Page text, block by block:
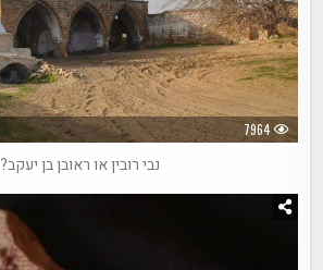
7964
נבי רובין או ראובן בן יעקב?